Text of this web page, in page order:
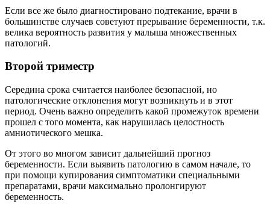
Если все же было диагностировано подтекание, врачи в
большинстве случаев советуют прерывание беременности, т.к.
велика вероятность развития у малыша множественных
патологий.
Второй триместр
Середина срока считается наиболее безопасной, но
патологические отклонения могут возникнуть и в этот
период. Очень важно определить какой промежуток времени
прошел с того момента, как нарушилась целостность
амниотического мешка.
От этого во многом зависит дальнейший прогноз
беременности. Если выявить патологию в самом начале, то
при помощи купирования симптоматики специальными
препаратами, врачи максимально пролонгируют
беременность.